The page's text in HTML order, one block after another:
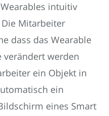
intuitiv
Mitarbeiter
dass das Wearable
werden
ein Objekt in
ein
eines Smart